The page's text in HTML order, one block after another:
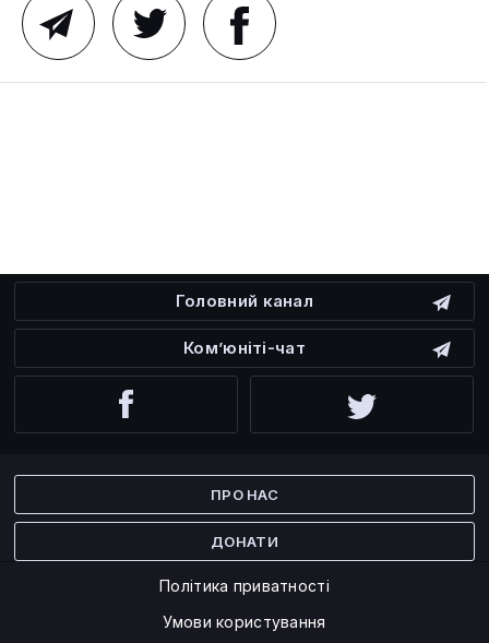
Головний канал
Ком’юніті-чат
ПРО НАС
ДОНАТИ
Політика приватності
Умови користування